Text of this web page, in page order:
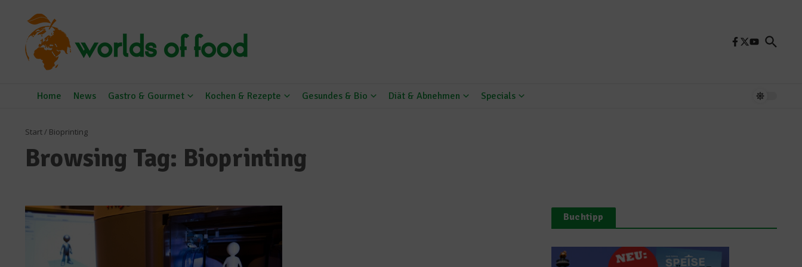
Home News Gastro & Gourmet Kochen & Rezepte Gesundes & Bio Diät & Abnehmen Specials
Start/ Bioprinting
Browsing Tag: Bioprinting
Buchtipp